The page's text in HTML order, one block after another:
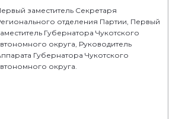
заместитель Секретаря
отделения Партии, Первый
Губернатора Чукотского
округа, Руководитель
Губернатора Чукотского
округа.